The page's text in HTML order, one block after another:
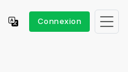
Connexion